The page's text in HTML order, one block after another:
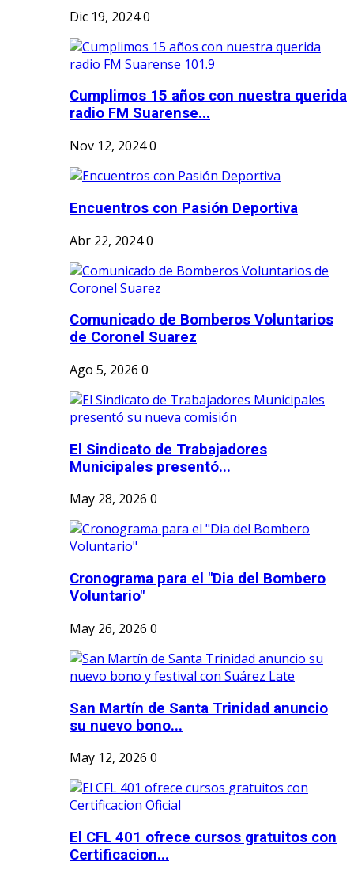
Dic 19, 20240
Cumplimos 15 años con nuestra querida
radio FM Suarense...
Nov 12, 20240
Encuentros con Pasión Deportiva
Abr 22, 20240
Comunicado de Bomberos Voluntarios
de Coronel Suarez
Ago 5, 2026 0
El Sindicato de Trabajadores
Municipales presentó...
May 28, 2026 0
Cronograma para el "Dia del Bombero
Voluntario"
May 26, 2026 0
San Martín de Santa Trinidad anuncio
su nuevo bono...
May 12, 2026 0
El CFL 401 ofrece cursos gratuitos con
Certificacion...